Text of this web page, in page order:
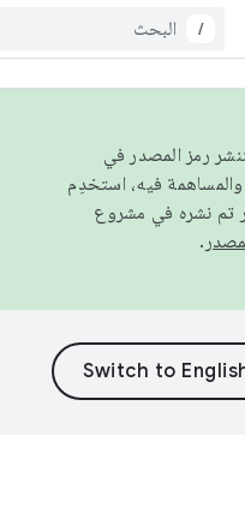
/
سننشر رمز المصدر في
تم نشره في مشروع
.